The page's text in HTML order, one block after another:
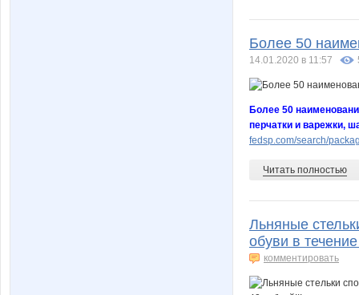
Более 50
14.01.2020 в 11:57
Более 50
перчатки и варежки,
fedsp.com/search/
Читать полностью
Льняные
обуви в
комментировать